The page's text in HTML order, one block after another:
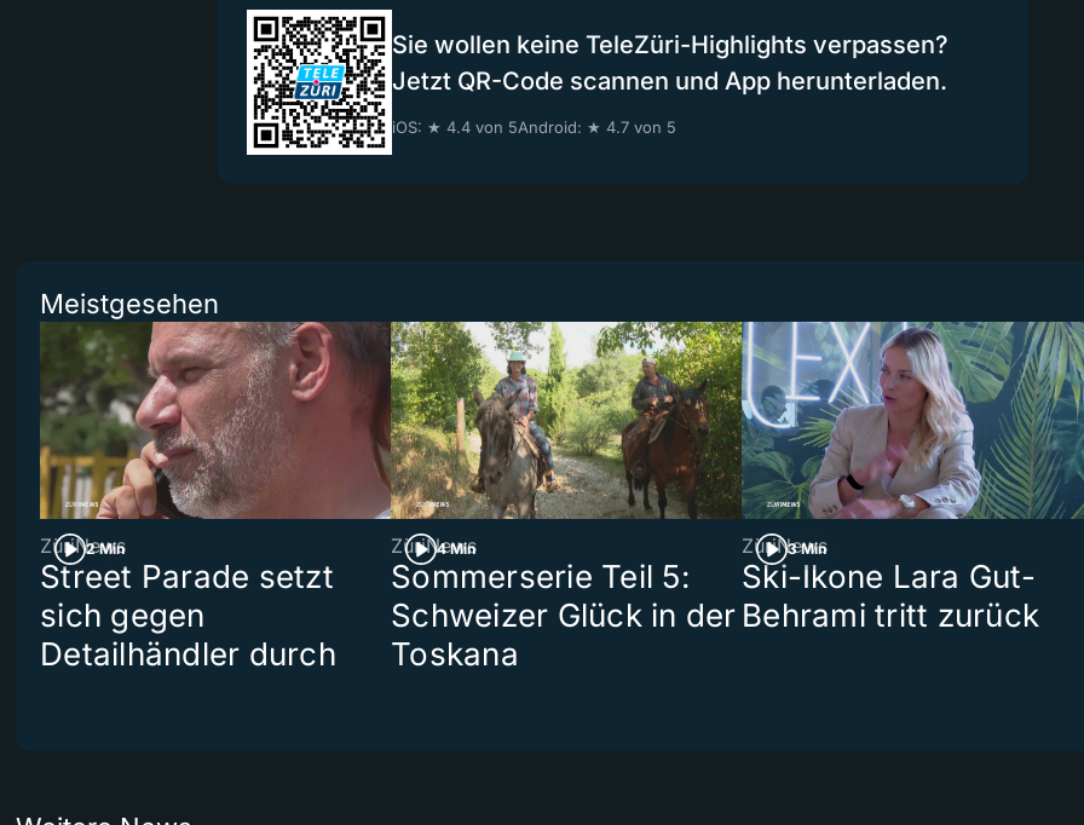
Sie wollen keine TeleZüri-Highlights verpassen?
Jetzt QR-Code scannen und App herunterladen.
iOS: ★ 4.4 von 5Android: ★ 4.7 von 5
Meistgesehen
2 Min
ZüriNews
Street Parade setzt
sich gegen
Detailhändler durch
4 Min
ZüriNews
Sommerserie Teil 5:
Schweizer Glück in der
Toskana
3 Min
ZüriNews
Ski-Ikone Lara Gut-
Behrami tritt zurück